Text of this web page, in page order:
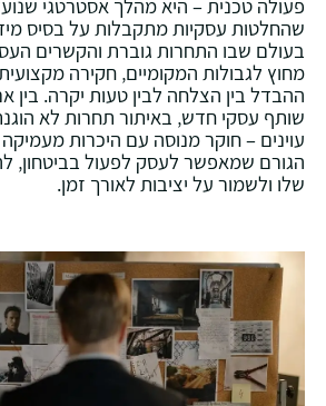
שהחלטות עסקיות מתקבלות על בסיס
בעולם שבו התחרות גוברת והקשרים
מחוץ לגבולות המקומיים‚ חקירה
ההבדל בין הצלחה לבין טעות יקרה. בין
שותף עסקי חדש‚ באיתור תחרות לא הוגנת
עוינים – חוקר מנוסה עם היכרות
הגורם שמאפשר לעסק לפעול בביטחון‚
שלו ולשמור על יציבות לאורך זמן.